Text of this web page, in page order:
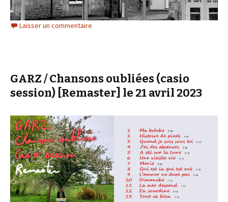
Laisser un commentaire
GARZ / Chansons oubliées (casio
session) [Remaster] le 21 avril 2023